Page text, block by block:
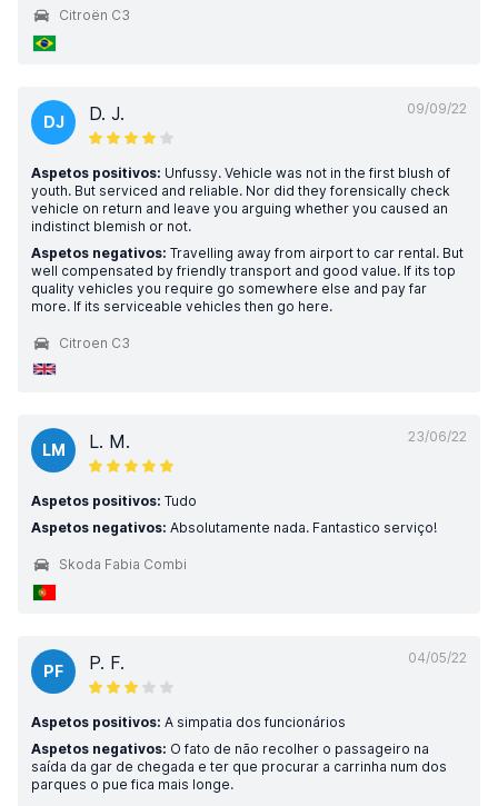
Citroën C3
09/09/22
DJ D. J.
Aspetos positivos: Unfussy. Vehicle was not in the first blush of
youth. But serviced and reliable. Nor did they forensically check
vehicle on return and leave you arguing whether you caused an
indistinct blemish or not.
Aspetos negativos: Travelling away from airport to car rental. But
well compensated by friendly transport and good value. If its top
quality vehicles you require go somewhere else and pay far
more. If its serviceable vehicles then go here.
Citroen C3
23/06/22
LM L. M.
Aspetos positivos: Tudo
Aspetos negativos: Absolutamente nada. Fantastico serviço!
Skoda Fabia Combi
04/05/22
PF P. F.
Aspetos positivos: A simpatia dos funcionários
Aspetos negativos: O fato de não recolher o passageiro na
saída da gar de chegada e ter que procurar a carrinha num dos
parques o pue fica mais longe.